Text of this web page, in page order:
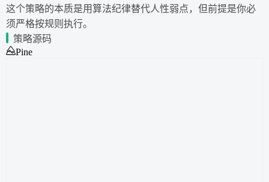
这个策略的本质是用算法纪律替代人性弱点，但前提是你必
须严格按规则执行。
策略源码
Pine